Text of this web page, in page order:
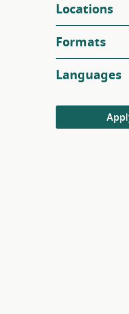
Locations
Formats
Languages